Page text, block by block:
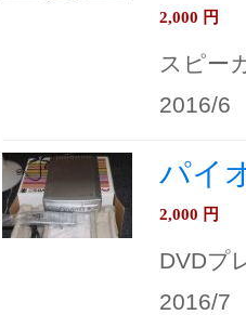
2,000 円
スピー
2016/6
パイ
2,000 円
DVDプ
2016/7